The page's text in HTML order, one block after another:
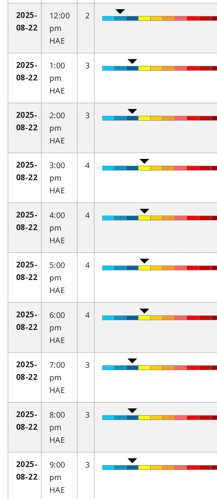
2025-
08-22
12:00
pm
HAE
2
2025-
08-22
1:00
pm
HAE
3
2025-
08-22
2:00
pm
HAE
3
2025-
08-22
3:00
pm
HAE
4
2025-
08-22
4:00
pm
HAE
4
2025-
08-22
5:00
pm
HAE
4
2025-
08-22
6:00
pm
HAE
4
2025-
08-22
7:00
pm
HAE
3
2025-
08-22
8:00
pm
HAE
3
2025-
08-22
9:00
pm
HAE
3